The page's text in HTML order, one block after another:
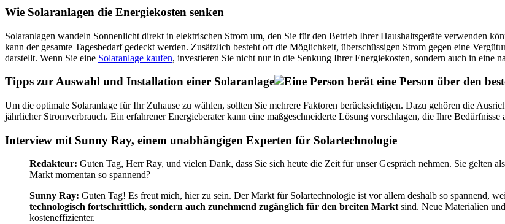
Wie Solaranlagen die Energiekosten senken
Solaranlagen wandeln Sonnenlicht direkt in elektrischen Strom um, den Sie für den Betrieb Ihrer Haushaltsgeräte verwenden
kann der gesamte Tagesbedarf gedeckt werden. Zusätzlich besteht oft die Möglichkeit, überschüssigen Strom gegen eine
darstellt. Wenn Sie eine Solaranlage kaufen, investieren Sie nicht nur in die Senkung Ihrer Energiekosten, sondern auch in eine
Tipps zur Auswahl und Installation einer Solaranlage
Um die optimale Solaranlage für Ihr Zuhause zu wählen, sollten Sie mehrere Faktoren berücksichtigen. Dazu gehören die
jährlicher Stromverbrauch. Ein erfahrener Energieberater kann eine maßgeschneiderte Lösung vorschlagen, die Ihre
Interview mit Sunny Ray, einem unabhängigen Experten für Solartechnologie
Redakteur: Guten Tag, Herr Ray, und vielen Dank, dass Sie sich heute die Zeit für unser Gespräch nehmen. Sie gelten
Markt momentan so spannend?
Sunny Ray: Guten Tag! Es freut mich, hier zu sein. Der Markt für Solartechnologie ist vor allem deshalb so spannend,
technologisch fortschrittlich, sondern auch zunehmend zugänglich für den breiten Markt sind. Neue Materialien
kosteneffizienter.